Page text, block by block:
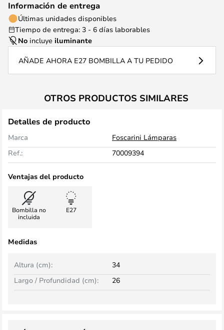
Información de entrega
Últimas unidades disponibles
Tiempo de entrega: 3 - 6 días laborables
No incluye iluminante
AÑADE AHORA E27 BOMBILLA A TU PEDIDO
OTROS PRODUCTOS SIMILARES
Detalles de producto
Marca
Foscarini Lámparas
Ref.:
70009394
Ventajas del producto
Bombilla no
incluida
E27
Medidas
Altura (cm):
34
Largo / Profundidad (cm):
26